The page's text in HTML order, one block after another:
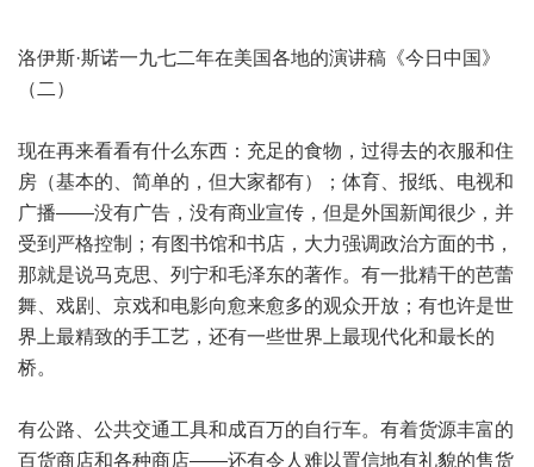
洛伊斯·斯诺一九七二年在美国各地的演讲稿《今日中国》
（二）
现在再来看看有什么东西：充足的食物，过得去的衣服和住
房（基本的、简单的，但大家都有）；体育、报纸、电视和
广播——没有广告，没有商业宣传，但是外国新闻很少，并
受到严格控制；有图书馆和书店，大力强调政治方面的书，
那就是说马克思、列宁和毛泽东的著作。有一批精干的芭蕾
舞、戏剧、京戏和电影向愈来愈多的观众开放；有也许是世
界上最精致的手工艺，还有一些世界上最现代化和最长的
桥。
有公路、公共交通工具和成百万的自行车。有着货源丰富的
百货商店和各种商店——还有令人难以置信地有礼貌的售货